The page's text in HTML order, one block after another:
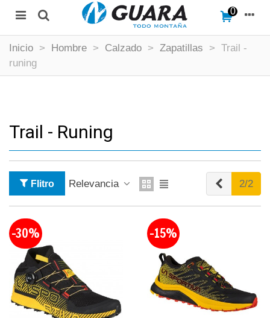
0
Inicio > Hombre > Calzado > Zapatillas > Trail -
runing
Trail - Runing
Flitro Relevancia Anterior
2/2
-30% -15%